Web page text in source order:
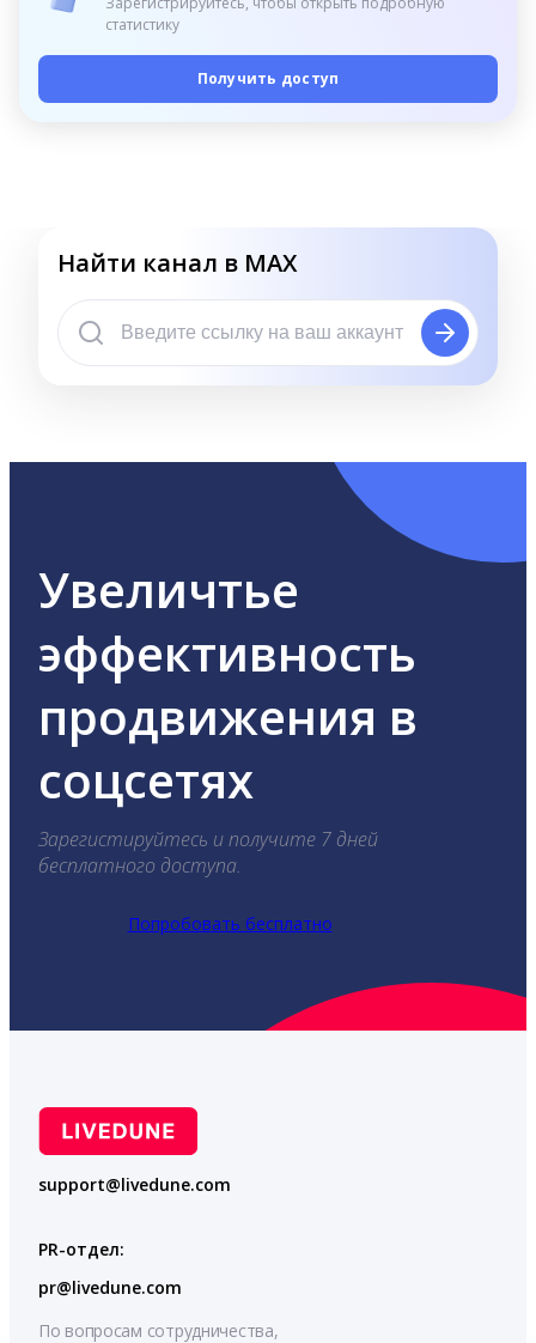
статистику
Получить доступ
Найти канал в MAX
Увеличтье
эффективность
продвижения в
соцсетях
Зарегистируйтесь и получите 7 дней
бесплатного доступа.
Попробовать бесплатно
support@livedune.com
PR-отдел:
pr@livedune.com
По вопросам сотрудничества,